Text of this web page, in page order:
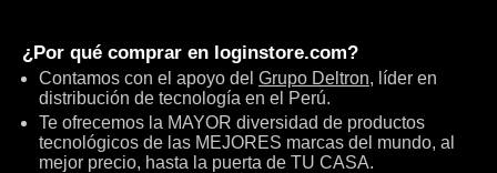
¿Por qué comprar en loginstore.com?
Contamos con el apoyo del Grupo Deltron, líder en
distribución de tecnología en el Perú.
Te ofrecemos la MAYOR diversidad de productos
tecnológicos de las MEJORES marcas del mundo, al
mejor precio, hasta la puerta de TU CASA.